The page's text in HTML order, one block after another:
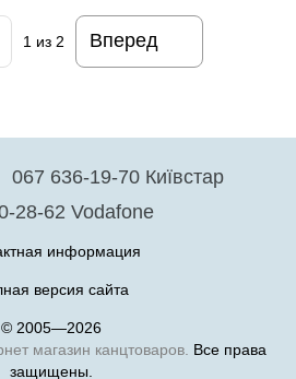
1 из 2 Вперед
067 636-19-70 Київстар
28-62 Vodafone
информация
версия сайта
© 2005—2026
магазин канцтоваров. Все права
защищены.